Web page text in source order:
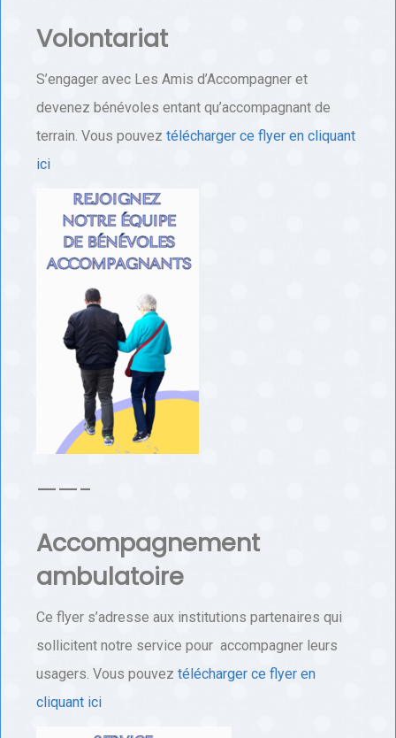
Volontariat
S’engager avec Les Amis d’Accompagner et
devenez bénévoles entant qu’accompagnant de
terrain. Vous pouvez télécharger ce flyer en cliquant
ici
——-
Accompagnement
ambulatoire
Ce flyer s’adresse aux institutions partenaires qui
sollicitent notre service pour accompagner leurs
usagers. Vous pouvez télécharger ce flyer en
cliquant ici